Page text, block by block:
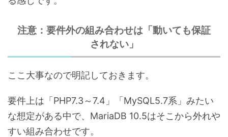
注意：要件外の組み合わせは「動いても保証
されない」
ここ大事なので明記しておきます。
要件上は「PHP7.3～7.4」「MySQL5.7系」みたい
な想定がある中で、MariaDB 10.5はそこから外れや
すい組み合わせです。